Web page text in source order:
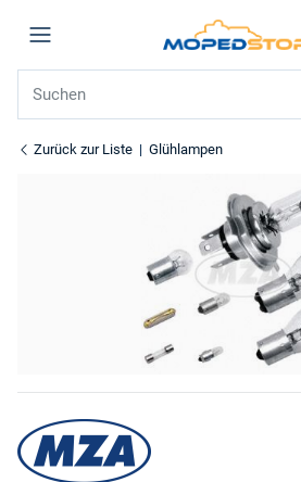
Zurück zur Liste Glühlampen